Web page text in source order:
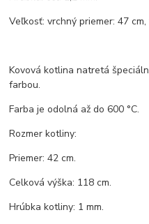
Veľkosť: vrchný priemer: 47 cm,
Kovová kotlina natretá
farbou.
Farba je odolná až do 600 °C.
Rozmer kotliny:
Priemer: 42 cm.
Celková výška: 118 cm.
Hrúbka kotliny: 1 mm.